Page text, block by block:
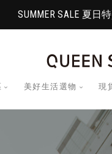
SUMMER SALE 夏日
美好生活選物 現